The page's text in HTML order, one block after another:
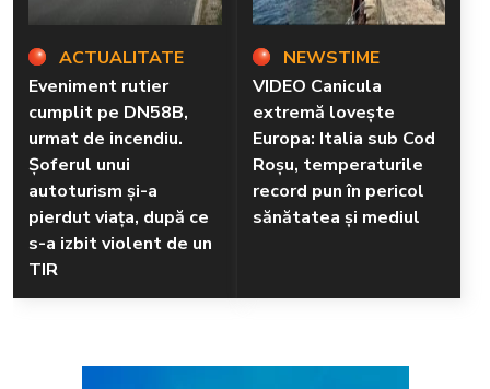
ACTUALITATE
Eveniment rutier
cumplit pe DN58B,
urmat de incendiu.
Șoferul unui
autoturism și-a
pierdut viața, după ce
s-a izbit violent de un
TIR
NEWSTIME
VIDEO Canicula
extremă lovește
Europa: Italia sub Cod
Roșu, temperaturile
record pun în pericol
sănătatea și mediul